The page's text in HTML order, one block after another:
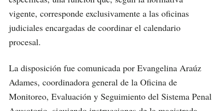
vigente, corresponde exclusivamente a las oficinas
judiciales encargadas de coordinar el calendario
procesal.
La disposición fue comunicada por Evangelina Araúz
Adames, coordinadora general de la Oficina de
Monitoreo, Evaluación y Seguimiento del Sistema Penal